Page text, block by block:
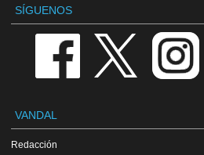
SÍGUENOS
VANDAL
Redacción